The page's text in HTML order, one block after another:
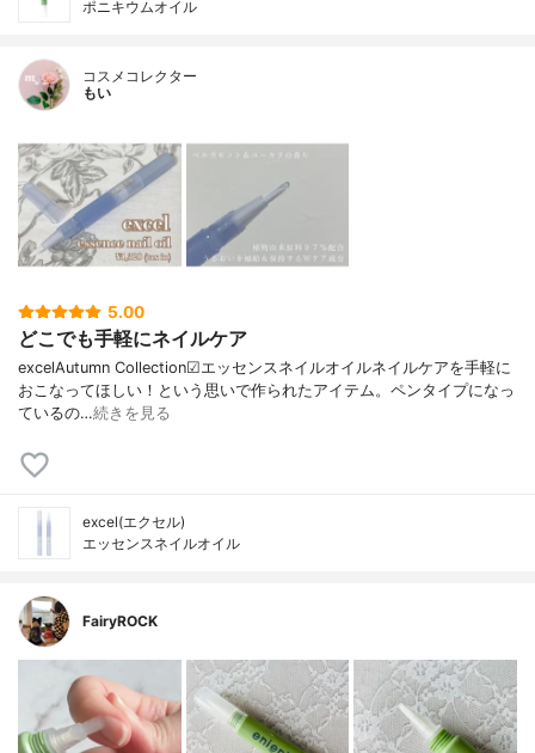
ポニキウムオイル
コスメコレクター
もい
5.00
どこでも手軽にネイルケア
excelAutumn Collection☑︎エッセンスネイルオイルネイルケアを手軽に
おこなってほしい！という思いで作られたアイテム。ペンタイプになっ
ているの…続きを見る
excel(エクセル)
エッセンスネイルオイル
FairyROCK